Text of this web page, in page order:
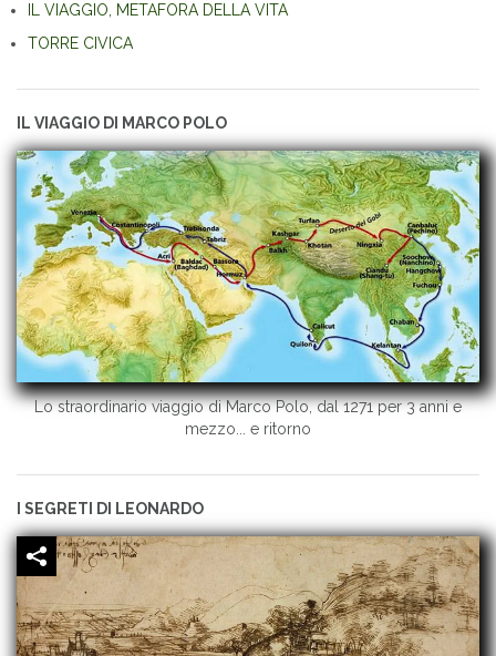
IL VIAGGIO, METAFORA DELLA VITA
TORRE CIVICA
IL VIAGGIO DI MARCO POLO
Lo straordinario viaggio di Marco Polo, dal 1271 per 3 anni e
mezzo... e ritorno
I SEGRETI DI LEONARDO